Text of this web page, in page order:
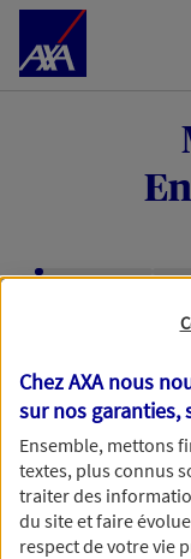
Accéder au Contenu
Étape en cours :
votre
Avec votre
faire gagner du
devis.
Chez AXA nous
sur nos garanties,
Ensemble, mettons
textes, plus connus
traiter des
du site et faire
respect de votre vie